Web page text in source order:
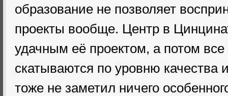
образование не позволяет
проекты вообще. Центр в
удачным её проектом, а потом все
скатываются по уровню качества
тоже не заметил ничего